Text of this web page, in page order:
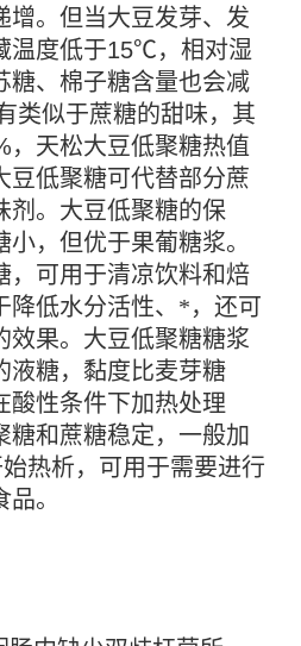
增。但当大豆发芽、发
温度低于15℃，相对湿
糖、棉子糖含量也会减
类似于蔗糖的甜味，其
，天松大豆低聚糖热值
豆低聚糖可代替部分蔗
剂。大豆低聚糖的保
，但优于果葡糖浆。
，可用于清凉饮料和焙
降低水分活性、*，还可
效果。大豆低聚糖糖浆
液糖，黏度比麦芽糖
酸性条件下加热处理
糖和蔗糖稳定，一般加
始热析，可用于需要进行
。